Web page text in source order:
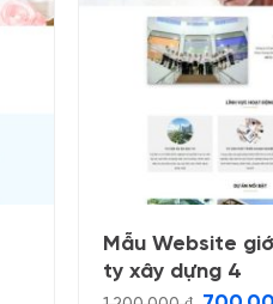
Mẫu Website
ty xây dựng 4
Giá